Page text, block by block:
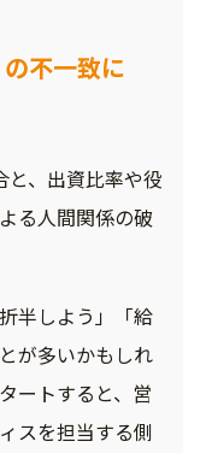
不一致に
、出資比率や役
る人間関係の破
半しよう」「給
が多いかもしれ
ートすると、営
スを担当する側